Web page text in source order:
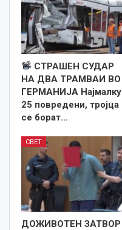
СТРАШЕН СУДАР
НА ДВА ТРАМВАИ ВО
ГЕРМАНИЈА Најмалку
25 повредени, тројца
се борат…
СВЕТ
ДОЖИВОТЕН ЗАТВОР